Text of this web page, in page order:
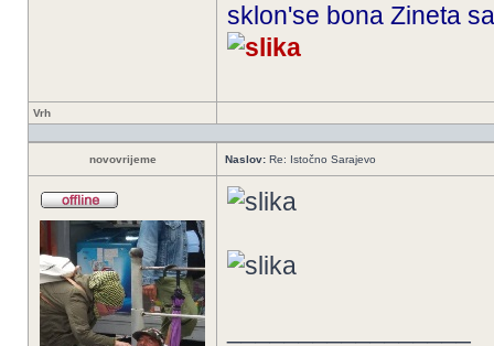
sklon'se bona Zineta
Vrh
novovrijeme Naslov: Re: Istočno Sarajevo